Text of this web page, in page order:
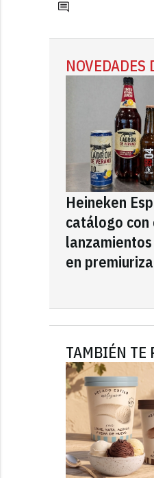
NOVEDADES
Heineken
catálogo con
en
TAMBIÉN TE